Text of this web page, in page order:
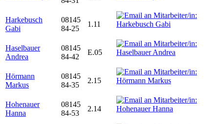
Harkebusch
Gabi
08145
84-25
1.11
Haselbauer
Andrea
08145
84-42
E.05
Hörmann
Markus
08145
84-35
2.15
Hohenauer
Hanna
08145
84-53
2.14